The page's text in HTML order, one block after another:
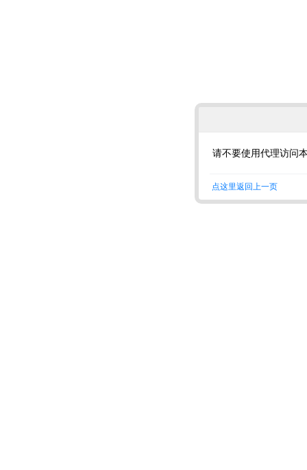
请不要使用代理访问
点这里返回上一页